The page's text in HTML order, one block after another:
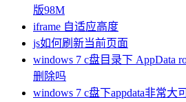
版98M
iframe 自适应高度
js如何刷新当前页面
windows 7 c盘目录下 AppData
删除吗
windows 7 c盘下appdata非常大